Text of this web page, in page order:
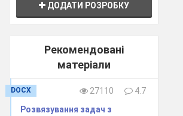
ДОДАТИ РОЗРОБКУ
Рекомендовані
матеріали
DOCX 27110
4.7
Розвязування задач з